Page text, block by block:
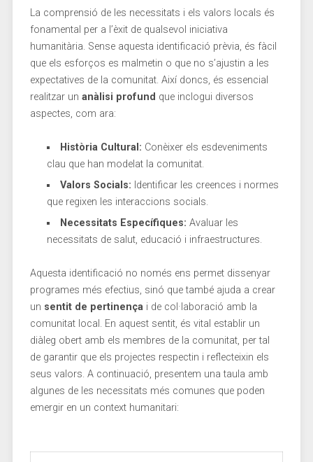
La comprensió de les necessitats ⁤i els valors ‍locals és
‌fonamental⁣ per​ a l’èxit‍ de qualsevol iniciativa‌
humanitària. Sense ‍aquesta identificació prèvia,⁣ és ⁢fàcil
⁤que els ‍esforços es malmetin o que no s’ajustin a les
expectatives de la comunitat. Així doncs, és essencial
realitzar un anàlisi ‌profund que inclogui diversos
aspectes, com ara:
Història Cultural: Conèixer els‍ esdeveniments
clau que han modelat la comunitat.
Valors​ Socials: Identificar​ les creences i ‌normes
que ⁣regixen les ​interaccions ‌socials.
Necessitats Específiques: Avaluar les
necessitats de salut, educació i⁤ infraestructures.
Aquesta​ identificació ‌no només ens permet ⁣dissenyar
programes més efectius, sinó que també ajuda a crear⁤
un​ sentit de pertinençai de col·laboració amb ​la
⁣comunitat⁢ local. En aquest sentit, és⁢ vital establir un
‍diàleg obert amb els membres​ de la comunitat, per tal
de garantir que els⁣ projectes respectin i reflecteixin els
seus valors. A continuació, presentem una‌ taula ​amb
algunes de les necessitats més comunes que poden
emergir ⁤en un context‌ humanitari: